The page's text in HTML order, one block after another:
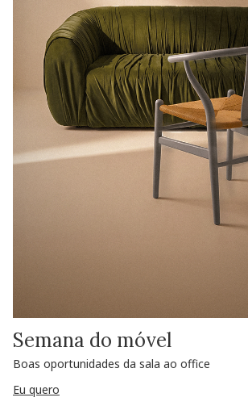
Semana do móvel
Boas oportunidades da sala ao office
Eu quero